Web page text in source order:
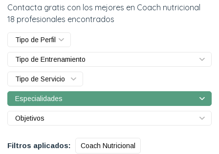
Contacta gratis con los mejores en Coach nutricional
18 profesionales encontrados
Tipo de Perfil
Tipo de Entrenamiento
Tipo de Servicio
Especialidades
Objetivos
Filtros aplicados: Coach Nutricional